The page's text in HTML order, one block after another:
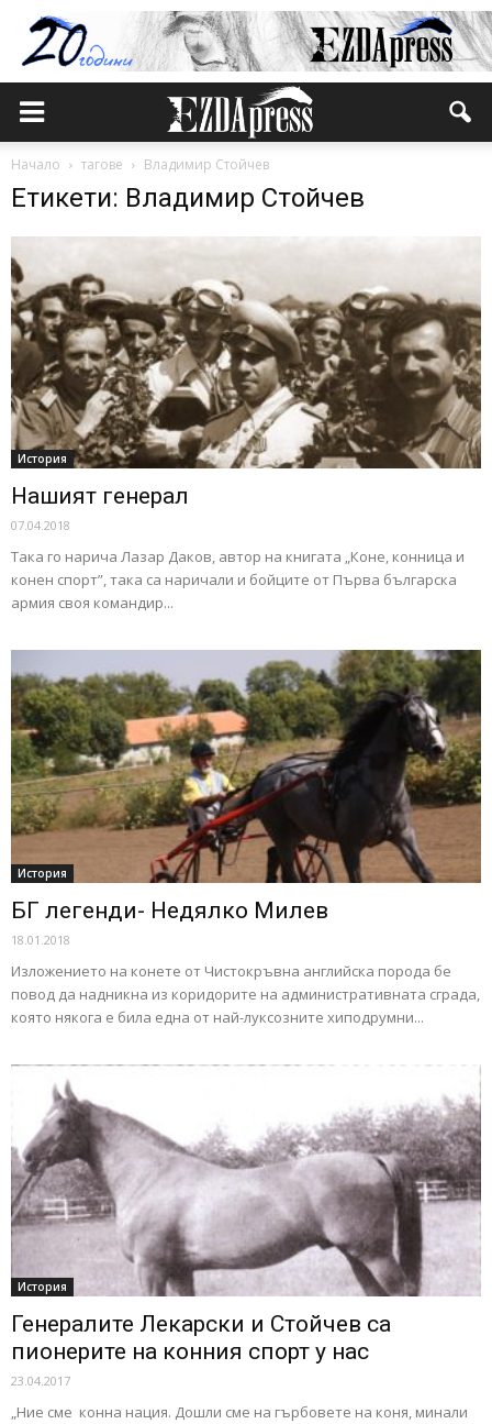
Начало тагове Владимир Стойчев
Етикети: Владимир Стойчев
История
Нашият генерал
07.04.2018
Така го нарича Лазар Даков, автор на книгата „Коне, конница и
конен спорт”, така са наричали и бойците от Първа българска
армия своя командир...
История
БГ легенди- Недялко Милев
18.01.2018
Изложението на конете от Чистокръвна английска порода бе
повод да надникна из коридорите на административната сграда,
която някога е била една от най-луксозните хиподрумни...
История
Генералите Лекарски и Стойчев са
пионерите на конния спорт у нас
23.04.2017
„Ние сме конна нация. Дошли сме на гърбовете на коня, минали